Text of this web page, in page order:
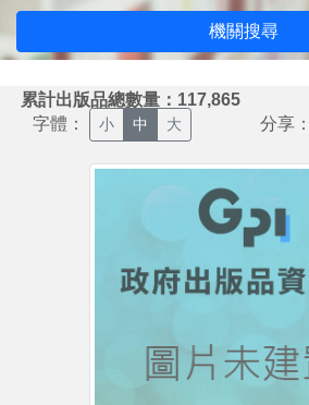
機關搜尋
累計出版品總數量：117,865
字體： 小 中 大 分享：